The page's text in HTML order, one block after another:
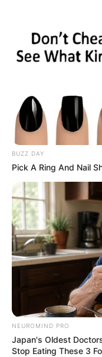
Home News
ജനം വെബ്‌ഡെസ്ക്
BUZZ DAY
Pick A Ring And Nail
NEUROMIND PRO
Japan's Oldest
Stop Eating These 3